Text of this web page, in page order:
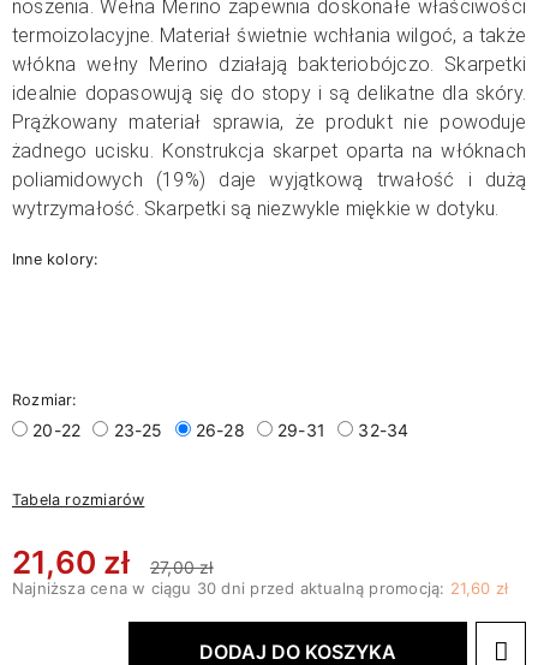
noszenia. Wełna Merino zapewnia doskonałe właściwości
termoizolacyjne. Materiał świetnie wchłania wilgoć, a także
włókna wełny Merino działają bakteriobójczo. Skarpetki
idealnie dopasowują się do stopy i są delikatne dla skóry.
Prążkowany materiał sprawia, że produkt nie powoduje
żadnego ucisku. Konstrukcja skarpet oparta na włóknach
poliamidowych (19%) daje wyjątkową trwałość i dużą
wytrzymałość. Skarpetki są niezwykle miękkie w dotyku.
Inne kolory:
Rozmiar:
20-22 23-25 26-28 29-31 32-34
Tabela rozmiarów
21,60 zł 27,00 zł
Najniższa cena w ciągu 30 dni przed aktualną promocją: 21,60 zł
DODAJ DO KOSZYKA